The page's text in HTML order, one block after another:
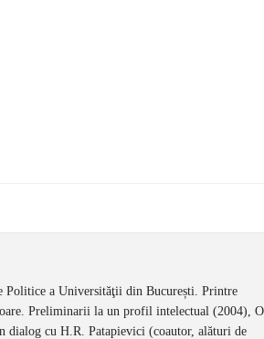
Politice a Universităţii din București. Printre
Preliminarii la un profil intelectual (2004), O
dialog cu H.R. Patapievici (coautor, alături de